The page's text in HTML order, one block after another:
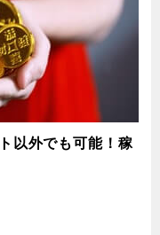
以外でも可能！稼